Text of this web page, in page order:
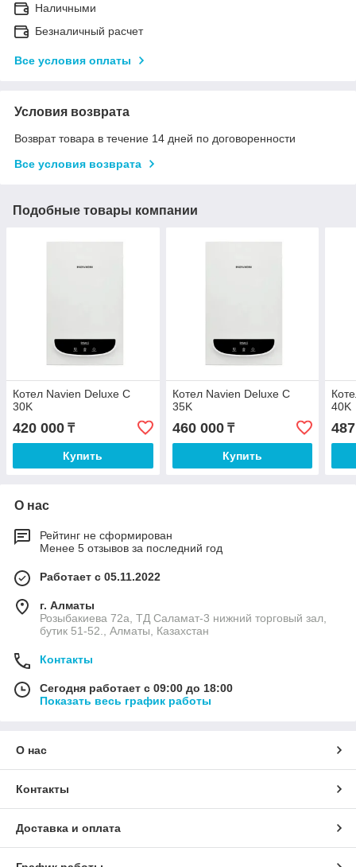
Наличными
Безналичный расчет
Все условия оплаты
Условия возврата
Возврат товара в течение 14 дней по договоренности
Все условия возврата
Подобные товары компании
Котел Navien Deluxe C
30K
420 000 ₸
Купить
Котел Navien Deluxe C
35K
460 000₸
Купить
40K
О нас
Рейтинг не сформирован
Менее 5 отзывов за последний год
Работает с 05.11.2022
г. Алматы
Розыбакиева 72а, ТД Саламат-3 нижний торговый зал,
бутик 51-52., Алматы, Казахстан
Контакты
Сегодня работает с 09:00 до 18:00
Показать весь график работы
О нас
Контакты
Доставка и оплата